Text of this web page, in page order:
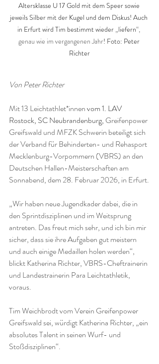
Altersklasse U 17 Gold mit dem Speer sowie
jeweils Silber mit der Kugel und dem Diskus! Auch
in Erfurt wird Tim bestimmt wieder „liefern“,
genau wie im vergangenen Jahr! Foto: Peter
Richter
Von Peter Richter
Mit 13 Leichtathlet*innen vom 1. LAV
Rostock, SC Neubrandenburg, Greifenpower
Greifswald und MFZK Schwerin beteiligt sich
der Verband für Behinderten- und Rehasport
Mecklenburg-Vorpommern (VBRS) an den
Deutschen Hallen-Meisterschaften am
Sonnabend, dem 28. Februar 2026, in Erfurt.
„Wir haben neue Jugendkader dabei, die in
den Sprintdisziplinen und im Weitsprung
antreten. Das freut mich sehr, und ich bin mir
sicher, dass sie ihre Aufgaben gut meistern
und auch einige Medaillen holen werden“,
blickt Katherina Richter, VBRS-Cheftrainerin
und Landestrainerin Para Leichtathletik,
voraus.
Tim Weichbrodt vom Verein Greifenpower
Greifswald sei, würdigt Katherina Richter, „ein
absolutes Talent in seinen Wurf- und
Stoßdisziplinen“.